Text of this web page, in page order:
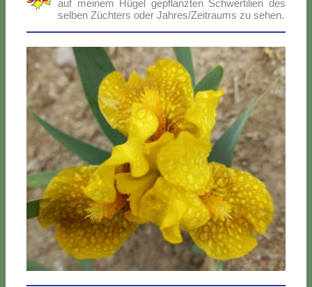
auf mei­nem Hü­gel ge­p­flanz­ten Sch­wer­ti­lien des
sel­ben Zü­ch­ters oder Jahres/Zeitraums zu se­hen.